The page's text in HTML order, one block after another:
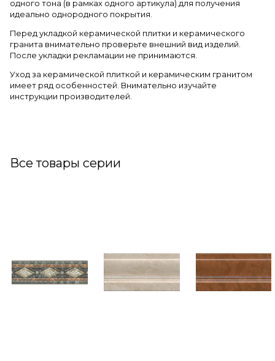
одного тона (в рамках одного артикула) для получения
идеально однородного покрытия.
Перед укладкой керамической плитки и керамического
гранита внимательно проверьте внешний вид изделий.
После укладки рекламации не принимаются.
Уход за керамической плиткой и керамическим гранитом
имеет ряд особенностей. Внимательно изучайте
инструкции производителей.
Все товары серии